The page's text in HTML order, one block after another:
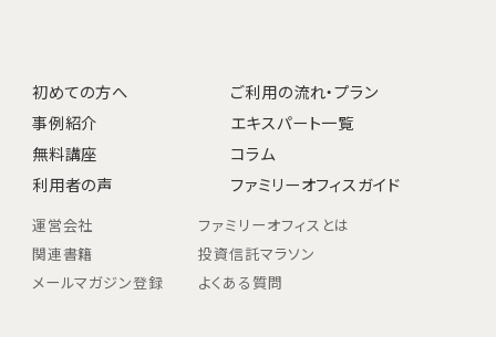
初めての方へ
ご利用の流れ・プラン
事例紹介
エキスパート一覧
無料講座
コラム
利用者の声
ファミリーオフィスガイド
運営会社
ファミリーオフィスとは
関連書籍
投資信託マラソン
メールマガジン登録
よくある質問